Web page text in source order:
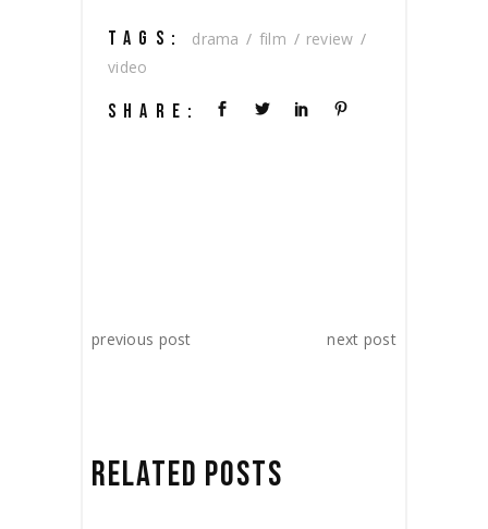
TAGS: drama film
review
video
SHARE:
previous post next post
RELATED POSTS